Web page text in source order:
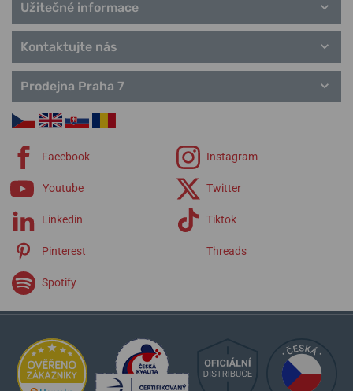
Užitečné informace
Kontaktujte nás
Prodejna Praha 7
Facebook Instagram
Youtube Twitter
Linkedin Tiktok
Pinterest Threads
Spotify